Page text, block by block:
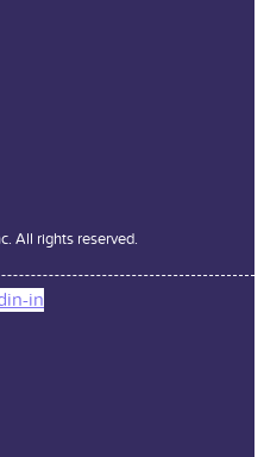
All rights reserved.
in